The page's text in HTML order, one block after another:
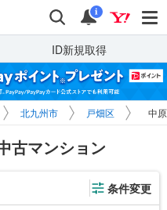
検索 通知
i
ID新規取得
北九州市 戸畑区 中
古マンション
条件変更